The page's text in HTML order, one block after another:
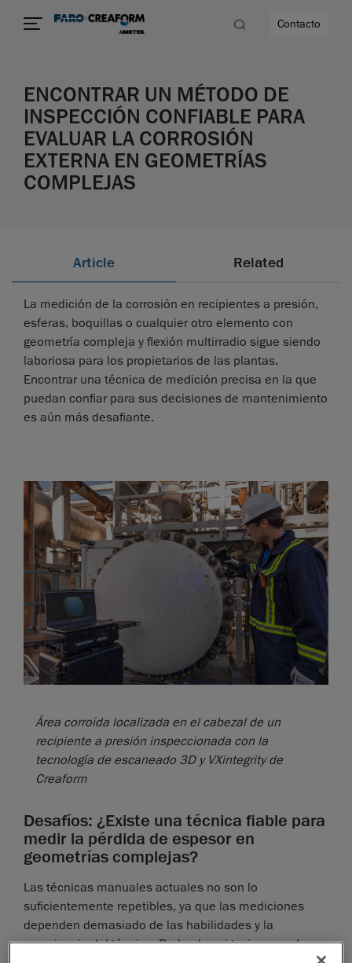
Contacto
ENCONTRAR UN MÉTODO DE
INSPECCIÓN CONFIABLE PARA
EVALUAR LA CORROSIÓN
EXTERNA EN GEOMETRÍAS
COMPLEJAS
Article Related
La medición de la corrosión en recipientes a presión,
esferas, boquillas o cualquier otro elemento con
geometría compleja y flexión multirradio sigue siendo
laboriosa para los propietarios de las plantas.
Encontrar una técnica de medición precisa en la que
puedan confiar para sus decisiones de mantenimiento
es aún más desafiante.
Área corroída localizada en el cabezal de un
recipiente a presión inspeccionada con la
tecnología de escaneado 3D y VXintegrity de
Creaform
Desafíos: ¿Existe una técnica fiable para
medir la pérdida de espesor en
geometrías complejas?
Las técnicas manuales actuales no son lo
suficientemente repetibles, ya que las mediciones
dependen demasiado de las habilidades y la
experiencia del técnico. De hecho, si tuviera que hacer